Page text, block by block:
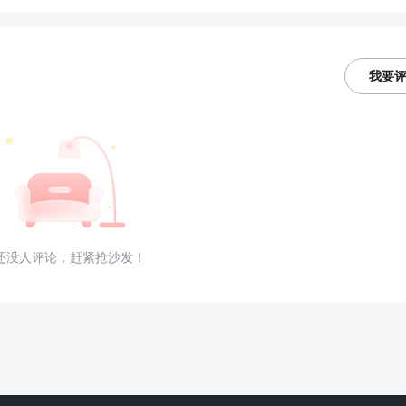
我要
没人评论，赶紧抢沙发！